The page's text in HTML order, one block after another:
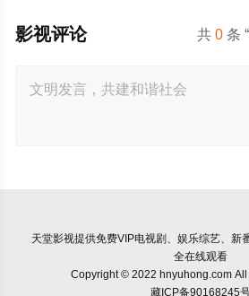
共0 条
影视评论
天堂影视提供免费VIP电视剧、娱乐综艺、新
全在线观看
Copyright © 2022 hnyuhong.com All
藏ICP备90168245